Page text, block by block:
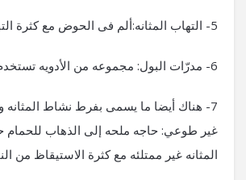
5- التهاب المثانه:ألم فى الحوض مع كثرة التبول
6- مدرّات البول: مجموعه من الأدويه تستخدم لعلاج ضغط الدم
7- هناك أيضا ما يسمى بفرط نشاط المثانه
غير طوعي: حاجه ملحه إلى الذهاب للحمام
المثانه غير ممتلئه مع كثرة الاستيقاظ من